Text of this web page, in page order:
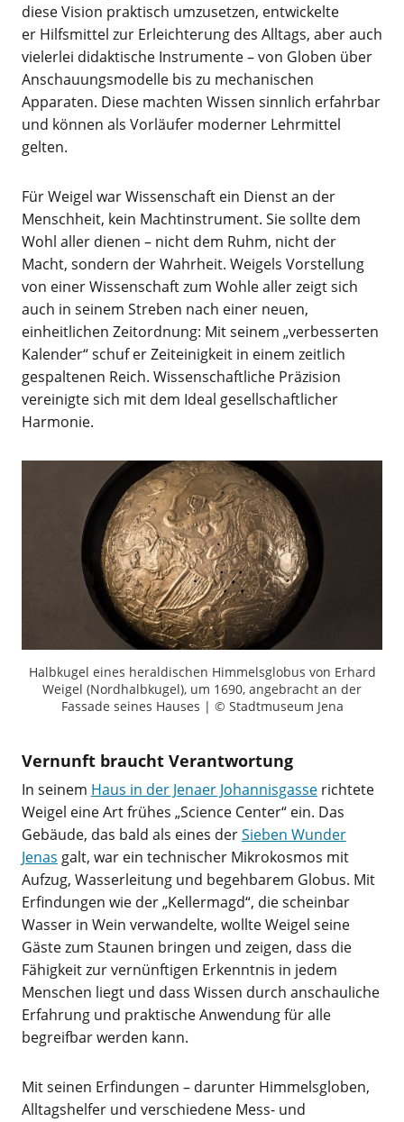
diese Vision praktisch umzusetzen, entwickelte
er Hilfsmittel zur Erleichterung des Alltags, aber auch
vielerlei didaktische Instrumente – von Globen über
Anschauungsmodelle bis zu mechanischen
Apparaten. Diese machten Wissen sinnlich erfahrbar
und können als Vorläufer moderner Lehrmittel
gelten.
Für Weigel war Wissenschaft ein Dienst an der
Menschheit, kein Machtinstrument. Sie sollte dem
Wohl aller dienen – nicht dem Ruhm, nicht der
Macht, sondern der Wahrheit. Weigels Vorstellung
von einer Wissenschaft zum Wohle aller zeigt sich
auch in seinem Streben nach einer neuen,
einheitlichen Zeitordnung: Mit seinem „verbesserten
Kalender“ schuf er Zeiteinigkeit in einem zeitlich
gespaltenen Reich. Wissenschaftliche Präzision
vereinigte sich mit dem Ideal gesellschaftlicher
Harmonie.
Halbkugel eines heraldischen Himmelsglobus von Erhard
Weigel (Nordhalbkugel), um 1690, angebracht an der
Fassade seines Hauses | © Stadtmuseum Jena
Vernunft braucht Verantwortung
In seinem Haus in der Jenaer Johannisgasserichtete
Weigel eine Art frühes „Science Center“ ein. Das
Gebäude, das bald als eines derSieben Wunder
Jenas galt, war ein technischer Mikrokosmos mit
Aufzug, Wasserleitung und begehbarem Globus. Mit
Erfindungen wie der „Kellermagd“, die scheinbar
Wasser in Wein verwandelte, wollte Weigel seine
Gäste zum Staunen bringen und zeigen, dass die
Fähigkeit zur vernünftigen Erkenntnis in jedem
Menschen liegt und dass Wissen durch anschauliche
Erfahrung und praktische Anwendung für alle
begreifbar werden kann.
Mit seinen Erfindungen – darunter Himmelsgloben,
Alltagshelfer und verschiedene Mess- und